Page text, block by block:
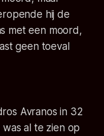
hij de
met een moord,
geen toeval
Avranos in 32
was al te zien op